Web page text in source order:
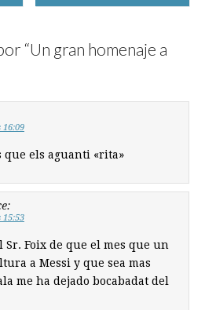
“Un gran homenaje a
16:09
que els aguanti «rita»
15:53
Sr. Foix de que el mes que un
a Messi y que sea mas
me ha dejado bocabadat del